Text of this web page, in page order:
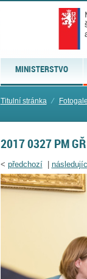
MINISTERSTVO
Titulní stránka ⁄
2017 0327 PM
< předchozí|